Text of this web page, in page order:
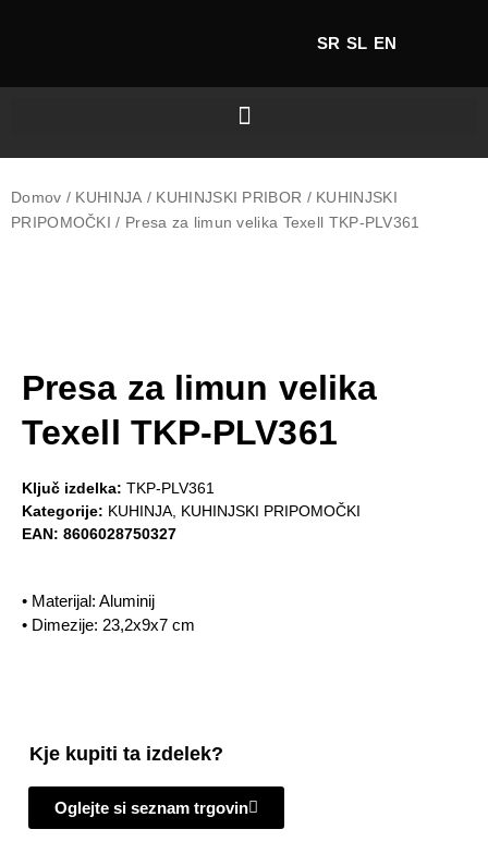
SR SL EN
Domov / KUHINJA / KUHINJSKI PRIBOR / KUHINJSKI
PRIPOMOČKI / Presa za limun velika Texell TKP-PLV361
Presa za limun velika
Texell TKP-PLV361
Ključ izdelka: TKP-PLV361
Kategorije: KUHINJA KUHINJSKI PRIPOMOČKI
EAN: 8606028750327
• Materijal: Aluminij
• Dimezije: 23,2x9x7 cm
Kje kupiti ta izdelek?
Oglejte si seznam trgovin